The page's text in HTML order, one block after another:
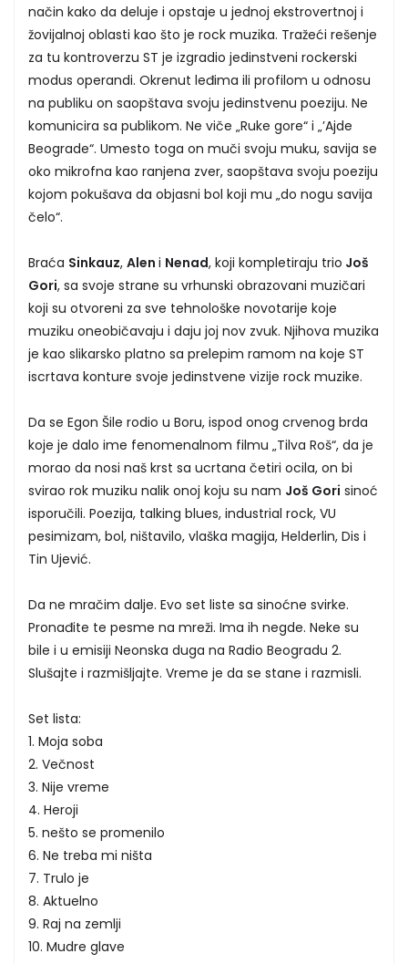
način kako da deluje i opstaje u jednoj ekstrovertnoj i
žovijalnoj oblasti kao što je rock muzika. Tražeći rešenje
za tu kontroverzu ST je izgradio jedinstveni rockerski
modus operandi. Okrenut leđima ili profilom u odnosu
na publiku on saopštava svoju jedinstvenu poeziju. Ne
komunicira sa publikom. Ne viče „Ruke gore“ i „’Ajde
Beograde“. Umesto toga on muči svoju muku, savija se
oko mikrofna kao ranjena zver, saopštava svoju poeziju
kojom pokušava da objasni bol koji mu „do nogu savija
čelo“.
Braća Sinkauz, Alen i Nenad, koji kompletiraju trio Još
Gori, sa svoje strane su vrhunski obrazovani muzičari
koji su otvoreni za sve tehnološke novotarije koje
muziku oneobičavaju i daju joj nov zvuk. Njihova muzika
je kao slikarsko platno sa prelepim ramom na koje ST
iscrtava konture svoje jedinstvene vizije rock muzike.
Da se Egon Šile rodio u Boru, ispod onog crvenog brda
koje je dalo ime fenomenalnom filmu „Tilva Roš“, da je
morao da nosi naš krst sa ucrtana četiri ocila, on bi
svirao rok muziku nalik onoj koju su nam Još Gori sinoć
isporučili. Poezija, talking blues, industrial rock, VU
pesimizam, bol, ništavilo, vlaška magija, Helderlin, Dis i
Tin Ujević.
Da ne mračim dalje. Evo set liste sa sinoćne svirke.
Pronađite te pesme na mreži. Ima ih negde. Neke su
bile i u emisiji Neonska duga na Radio Beogradu 2.
Slušajte i razmišljajte. Vreme je da se stane i razmisli.
Set lista:
1. Moja soba
2. Večnost
3. Nije vreme
4. Heroji
5. nešto se promenilo
6. Ne treba mi ništa
7. Trulo je
8. Aktuelno
9. Raj na zemlji
10. Mudre glave